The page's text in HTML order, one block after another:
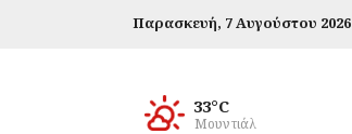
Μουντιάλ
33°C
Παρασκευή, 7 Αυγούστου 2026